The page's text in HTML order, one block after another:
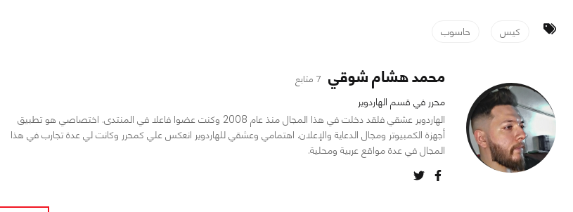
كيس حاسوب
محمد هشام شوقي 7 متابع
محرر في قسم الهاردوير
الهاردوير عشقي فلقد دخلت في هذا المجال منذ عام 2008 وكنت عضوا فاعلا في المنتدى. اختصاصي هو تطبيق
أجهزة الكمبيوتر ومجال الدعاية والإعلان. اهتمامي وعشقي للهاردوير انعكس علي كمحرر وكانت لي عدة تجارب في هذا
المجال في عدة مواقع عربية ومحلية.